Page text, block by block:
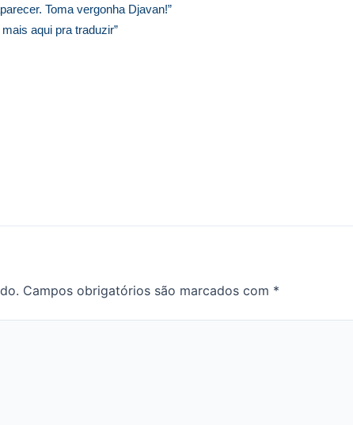
Toma vergonha Djavan!”
aqui pra traduzir”
Campos obrigatórios são marcados com *